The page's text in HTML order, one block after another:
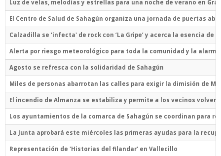
Luz de velas, melodías y estrellas para una noche de verano en
El Centro de Salud de Sahagún organiza una jornada de puertas
Calzadilla se 'infecta' de rock con ‘La Gripe’ y acerca la esencia de
Alerta por riesgo meteorológico para toda la comunidad y la
Agosto se refresca con la solidaridad de Sahagún
Miles de personas abarrotan las calles para exigir la dimisión de
El incendio de Almanza se estabiliza y permite a los vecinos volver
Los ayuntamientos de la comarca de Sahagún se coordinan para
La Junta aprobará este miércoles las primeras ayudas para la
Representación de 'Historias del filandar' en Vallecillo